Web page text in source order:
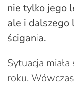
nie tylko jego
ale i dalszego
ścigania.
Sytuacja
roku.